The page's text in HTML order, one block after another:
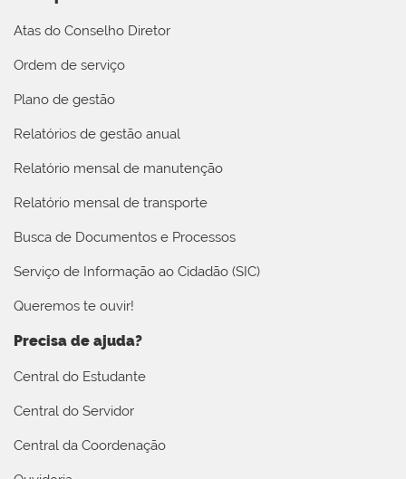
Atas do Conselho Diretor
Ordem de serviço
Plano de gestão
Relatórios de gestão anual
Relatório mensal de manutenção
Relatório mensal de transporte
Busca de Documentos e Processos
Serviço de Informação ao Cidadão (SIC)
Queremos te ouvir!
Precisa de ajuda?
Central do Estudante
Central do Servidor
Central da Coordenação